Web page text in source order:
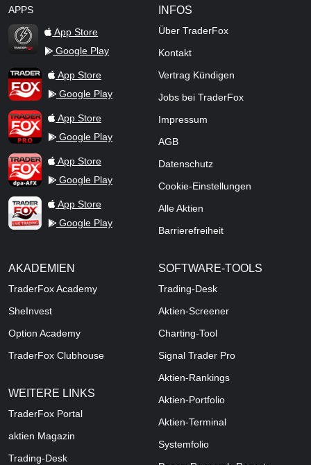
APPS
TraderFox Flash
App Store
Google Play
TraderFox AppApp Store
Google Play
TraderFox ProApp Store
Google Play
TraderFox dpa-AFX ProFeed
App Store
Google Play
TraderFox Live Trading
App Store
Google Play
INFOS
Über TraderFox
Kontakt
Vertrag Kündigen
Jobs bei TraderFox
Impressum
AGB
Datenschutz
Cookie-Einstellungen
Alle Aktien
Barrierefreiheit
AKADEMIEN
TraderFox Academy
SheInvest
Option Academy
TraderFox Clubhouse
WEITERE LINKS
TraderFox Portal
aktien Magazin
Trading-Desk
SOFTWARE-TOOLS
Trading-Desk
Aktien-Screener
Charting-Tool
Signal Trader Pro
Aktien-Rankings
Aktien-Portfolio
Aktien-Terminal
Systemfolio